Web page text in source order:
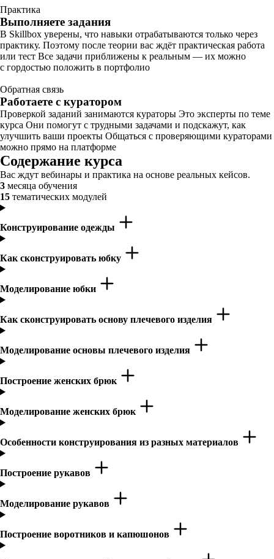
Практика
Выполняете задания
В Skillbox уверены, что навыки отрабатываются только через
практику. Поэтому после теории вас ждёт практическая работа
или тест Все задачи приближены к реальным — их можно
с гордостью положить в портфолио
Обратная связь
Работаете с куратором
Проверкой заданий занимаются кураторы Это эксперты по теме
курса Они помогут с трудными задачами и подскажут, как
улучшить ваши проекты Общаться с проверяющими кураторами
можно прямо на платформе
Содержание курса
Вас ждут вебинары и практика на основе реальных кейсов.
3 месяца обучения
15 тематических модулей
Конструирование одежды
Как сконструировать юбку
Моделирование юбки
Как сконструировать основу плечевого изделия
Моделирование основы плечевого изделия
Построение женских брюк
Моделирование женских брюк
Особенности конструирования из разных материалов
Построение рукавов
Моделирование рукавов
Построение воротников и капюшонов